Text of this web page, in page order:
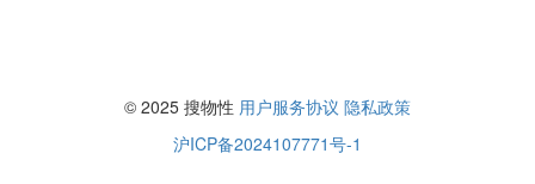
© 2025 搜物性 用户服务协议 隐私政策
沪ICP备2024107771号-1